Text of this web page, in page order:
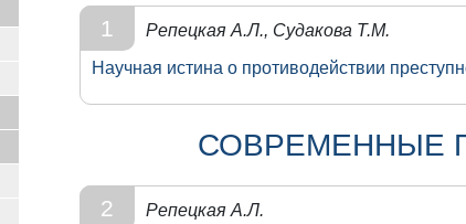
1
Репецкая А.Л., Судакова Т.М.
Научная истина о противодействии
СОВРЕМЕННЫЕ
2
Репецкая А.Л.